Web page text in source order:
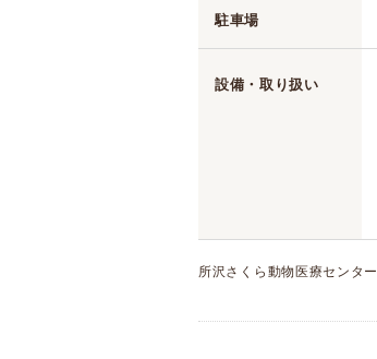
駐車場
設備・取り扱い
所沢さくら動物医療センタ